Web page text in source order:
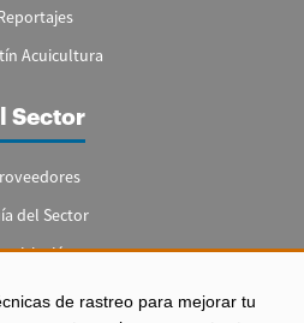
de rastreo para mejorar tu
Acuicultura
Sector
del Sector
Empleo